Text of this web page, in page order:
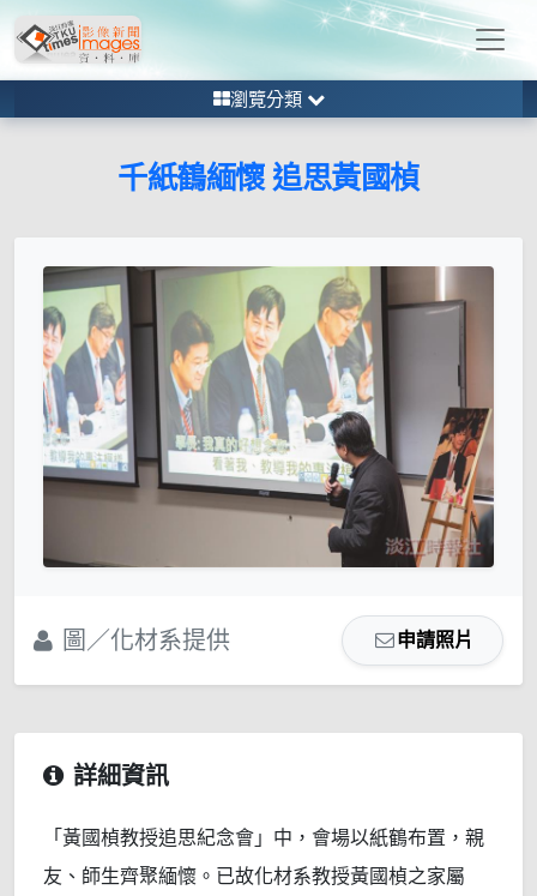
瀏覽分類
千紙鶴緬懷 追思黃國楨
圖／化材系提供 申請照片
詳細資訊
「黃國楨教授追思紀念會」中，會場以紙鶴布置，親
友、師生齊聚緬懷。已故化材系教授黃國楨之家屬